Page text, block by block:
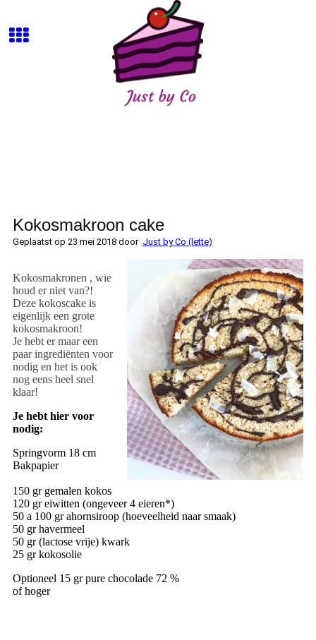
Kokosmakroon cake
Geplaatst op 23 mei 2018 door Just by Co (lette)
Kokosmakronen , wie
houd er niet van?!
Deze kokoscake is
eigenlijk een grote
kokosmakroon!
Je hebt er maar een
paar ingrediënten voor
nodig en het is ook
nog eens heel snel
klaar!
Je hebt hier voor
nodig:
Springvorm 18 cm
Bakpapier
150 gr gemalen kokos
120 gr eiwitten (ongeveer 4 eieren*)
50 a 100 gr ahornsiroop (hoeveelheid naar smaak)
50 gr havermeel
50 gr (lactose vrije) kwark
25 gr kokosolie
Optioneel 15 gr pure chocolade 72 %
of hoger